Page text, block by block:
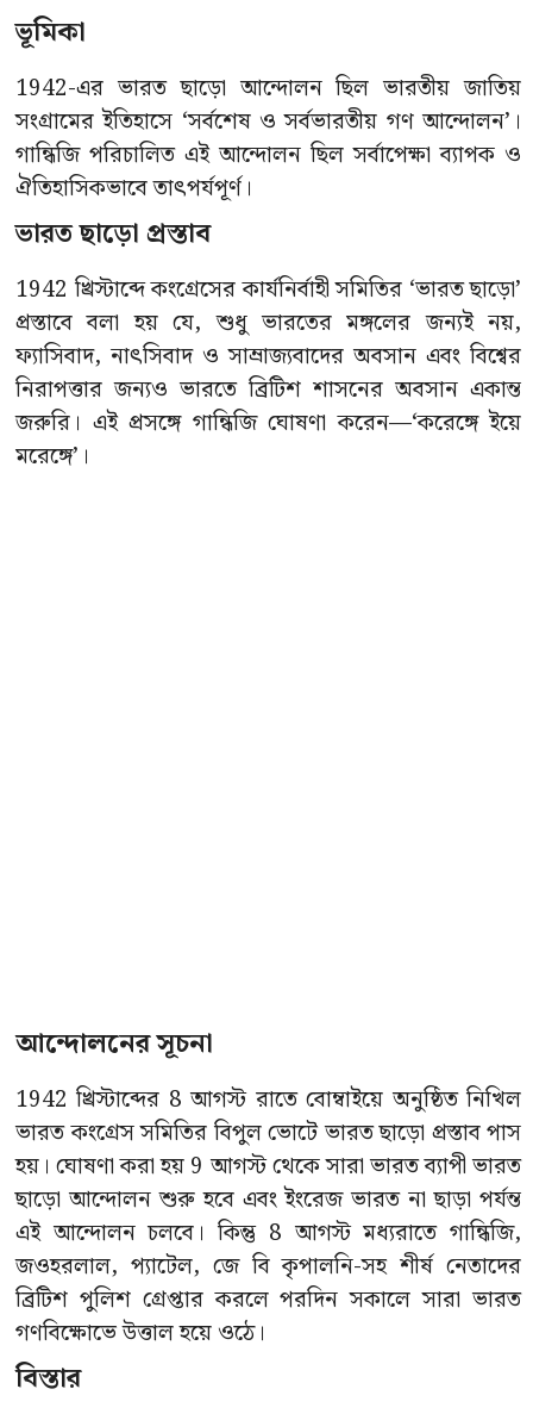
ভূমিকা
1942-এর ভারত ছাড়ো আন্দোলন ছিল ভারতীয় জাতিয়
সংগ্রামের ইতিহাসে ‘সর্বশেষ ও সর্বভারতীয় গণ আন্দোলন’।
গান্ধিজি পরিচালিত এই আন্দোলন ছিল সর্বাপেক্ষা ব্যাপক ও
ঐতিহাসিকভাবে তাৎপর্যপূর্ণ।
ভারত ছাড়ো প্রস্তাব
1942 খ্রিস্টাব্দে কংগ্রেসের কার্যনির্বাহী সমিতির ‘ভারত ছাড়ো’
প্রস্তাবে বলা হয় যে, শুধু ভারতের মঙ্গলের জন্যই নয়,
ফ্যাসিবাদ, নাৎসিবাদ ও সাম্রাজ্যবাদের অবসান এবং বিশ্বের
নিরাপত্তার জন্যও ভারতে ব্রিটিশ শাসনের অবসান একান্ত
জরুরি। এই প্রসঙ্গে গান্ধিজি ঘোষণা করেন—‘করেঙ্গে ইয়ে
মরেঙ্গে’।
আন্দোলনের সূচনা
1942 খ্রিস্টাব্দের 8 আগস্ট রাতে বোম্বাইয়ে অনুষ্ঠিত নিখিল
ভারত কংগ্রেস সমিতির বিপুল ভোটে ভারত ছাড়ো প্রস্তাব পাস
হয়। ঘোষণা করা হয় 9 আগস্ট থেকে সারা ভারত ব্যাপী ভারত
ছাড়ো আন্দোলন শুরু হবে এবং ইংরেজ ভারত না ছাড়া পর্যন্ত
এই আন্দোলন চলবে। কিন্তু 8 আগস্ট মধ্যরাতে গান্ধিজি,
জওহরলাল, প্যাটেল, জে বি কৃপালনি-সহ শীর্ষ নেতাদের
ব্রিটিশ পুলিশ গ্রেপ্তার করলে পরদিন সকালে সারা ভারত
গণবিক্ষোভে উত্তাল হয়ে ওঠে।
বিস্তার